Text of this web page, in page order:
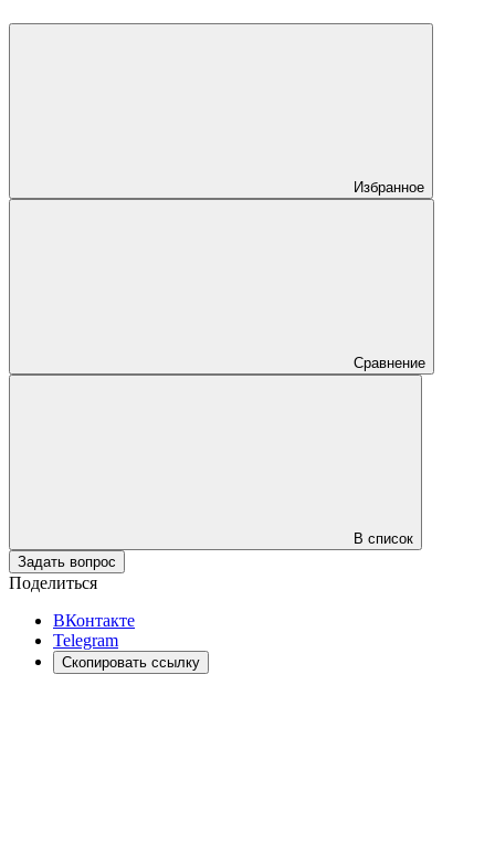
Избранное
Сравнение
В список
Задать вопрос
Поделиться
ВКонтакте
Telegram
Скопировать ссылку